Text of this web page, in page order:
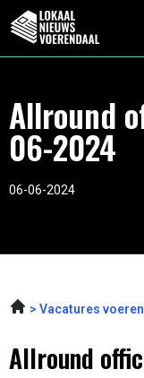
Allround
06-2024
06-06-2024
Vacatures
Allround